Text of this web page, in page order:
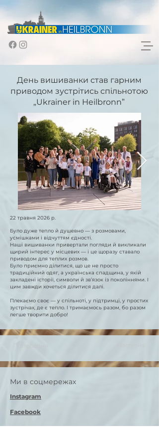
День вишиванки став гарним
приводом зустрітись спільнотою
„Ukrainer in Heilbronn”
22 травня 2026 р.
Було дуже тепло й душевно — з розмовами,
усмішками і відчуттям єдності.
Наші вишиванки привертали погляди й викликали
щирий інтерес у місцевих — і це щоразу ставало
приводом для теплих розмов.
Було приємно ділитися, що це не просто
традиційний одяг, а українська спадщина, у якій
закладені історії, символи й зв’язок із поколіннями. І
цим завжди хочеться ділитися далі.
Плекаємо своє — у спільноті, у підтримці, у простих
зустрічах, де є тепло. І тримаємось разом, бо разом
легше творити добро!
Ми в соцмережах
Instagram
Facebook